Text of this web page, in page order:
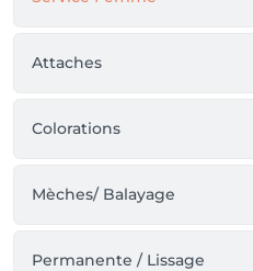
Attaches
Colorations
Mèches/ Balayage
Permanente / Lissage